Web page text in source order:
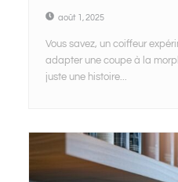
août 1, 2025
Vous savez, un coiffeur
adapter une coupe à la
juste une histoire...